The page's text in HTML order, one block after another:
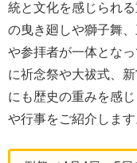
統と文化を感じられ
の曳き廻しや獅子舞
や参拝者が一体とな
に祈念祭や大祓式、
にも歴史の重みを感
や行事をご紹介します